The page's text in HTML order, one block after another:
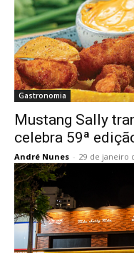
Gastronomia
Mustang Sally
celebra 59ª
André Nunes - 29 de janeiro